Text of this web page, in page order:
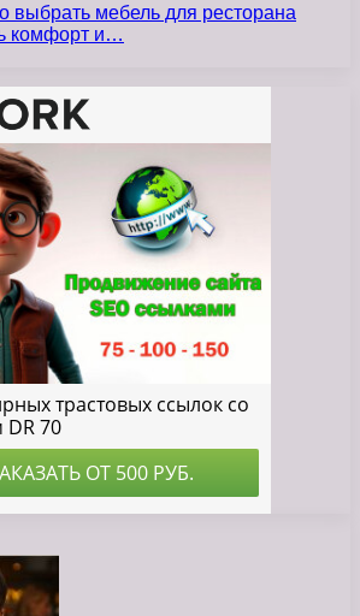
выбрать мебель для ресторана
комфорт и…